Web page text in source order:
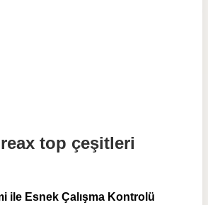
ile Esnek Çalışma Kontrolü